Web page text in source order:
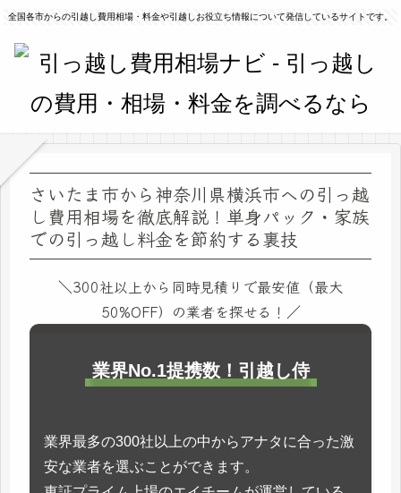
全国各市からの引越し費用相場・料金や引越しお役立ち情報について発信しているサイトです。
さいたま市から神奈川県横浜市への引っ越
し費用相場を徹底解説！単身パック・家族
での引っ越し料金を節約する裏技
＼300社以上から同時見積りで最安値（最大
50%OFF）の業者を探せる！／
業界No.1提携数！引越し侍
業界最多の300社以上の中からアナタに合った激
安な業者を選ぶことができます。